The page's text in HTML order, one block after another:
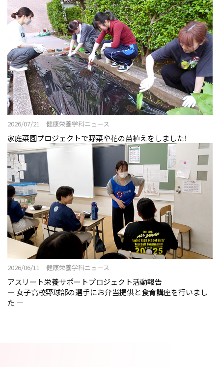
2026/07/21 健康栄養学科ニュース
家庭菜園プロジェクトで野菜や花の苗植えをしました！
2026/06/11 健康栄養学科ニュース
アスリート栄養サポートプロジェクト活動報告
― 女子高校野球部の選手にお弁当提供と食育講座を行いまし
た ―